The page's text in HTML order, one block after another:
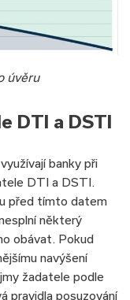
úvěru
DTI a DSTI
banky při
DTI a DSTI.
před tímto datem
některý
obávat. Pokud
navýšení
žadatele podle
pravidla posuzování